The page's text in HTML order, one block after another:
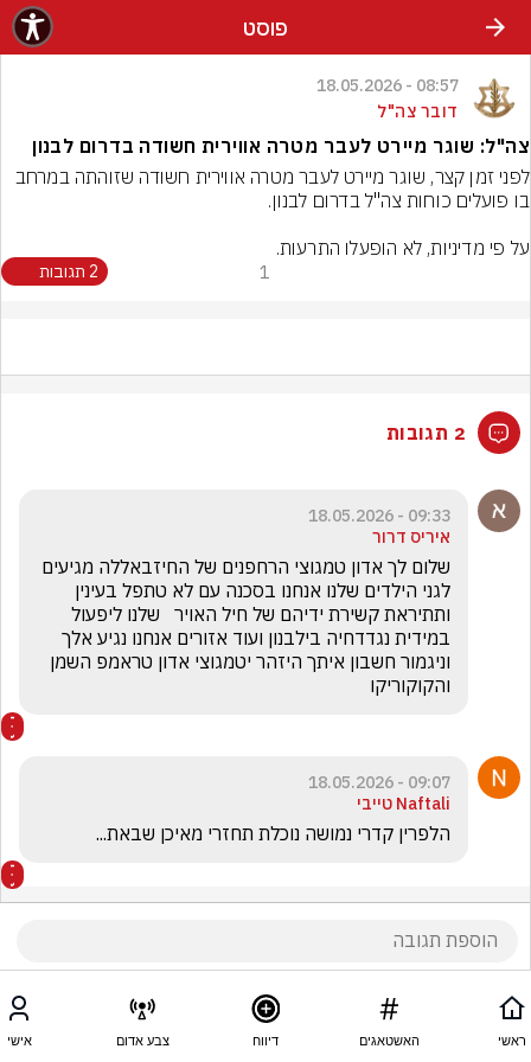
פוסט
08:57 - 18.05.2026
דובר צה"ל
צה"ל: שוגר מיירט לעבר מטרה אווירית חשודה בדרום לבנון
על פי מדיניות, לא הופעלו התרעות.
1 2 תגובות
2 תגובות
09:33 - 18.05.2026
איריס דרור
והקוקוריקו
09:07 - 18.05.2026
Naftali טייבי
הלפרין קדרי נמושה נוכלת תחזרי מאיכן שבאת...
ראשי האשטאגים דיווח צבע אדום אישי